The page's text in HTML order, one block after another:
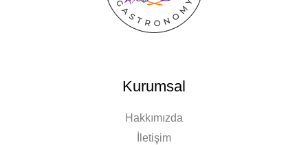
Kurumsal
Hakkımızda
İletişim